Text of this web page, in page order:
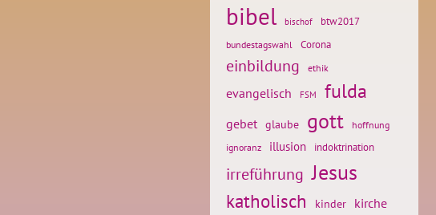
bibel bischof btw2017
bundestagswahl Corona
einbildung ethik
evangelisch FSM fulda
gebet glaube gott
hoffnung
ignoranz
illusion indoktrination
irreführung Jesus
katholisch kinder kirche